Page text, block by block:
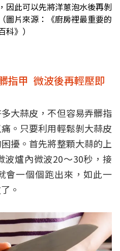
此可以先將洋蔥泡水後再剝
圖片來源：《廚房裡最重要的
科》）
指甲 微波後再輕壓即
大蒜皮，不但容易弄髒指
。只要利用輕鬆剝大蒜皮
擾。首先將整顆大蒜的上
波爐內微波20～30秒，接
會一個個跑出來，如此一
。